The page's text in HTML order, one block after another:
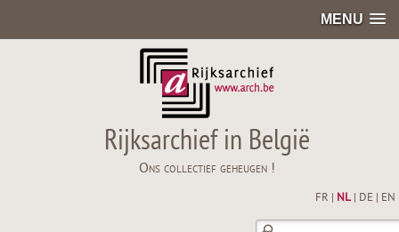
MENU
Rijksarchief in België
Ons collectief geheugen !
FR NL| DE EN